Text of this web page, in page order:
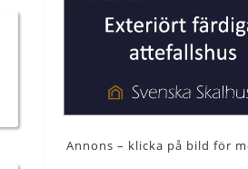
Annons – klicka på bild för